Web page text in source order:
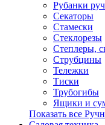
Рубанки
Секаторы
Стамески
Стеклорезы
Степлеры,
Струбцины
Тележки
Тиски
Трубогибы
Ящики и
Показать все